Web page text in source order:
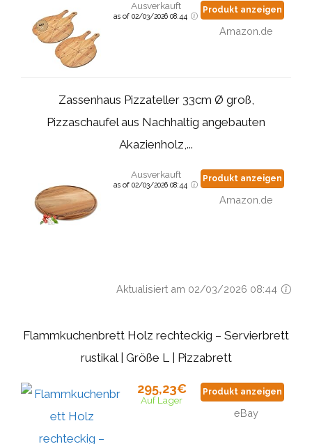
Ausverkauft
as of 02/03/2026 08:44
Produkt anzeigen
Amazon.de
Zassenhaus Pizzateller 33cm Ø groß,
Pizzaschaufel aus Nachhaltig angebauten
Akazienholz,...
Ausverkauft
as of 02/03/2026 08:44
Produkt anzeigen
Amazon.de
Aktualisiert am 02/03/2026 08:44
Flammkuchenbrett Holz rechteckig – Servierbrett
rustikal | Größe L | Pizzabrett
295,23€
Auf Lager
Produkt anzeigen
eBay